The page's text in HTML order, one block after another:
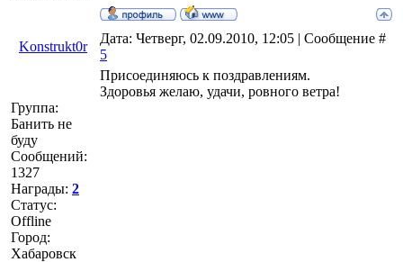
Konstrukt0r
Дата: Четверг, 02.09.2010, 12:05 | Сообщение #
5
Группа:
Банить не
буду
Сообщений:
1327
Награды: 2
Статус:
Offline
Город:
Хабаровск
Присоединяюсь к поздравлениям.
Здоровья желаю, удачи, ровного ветра!